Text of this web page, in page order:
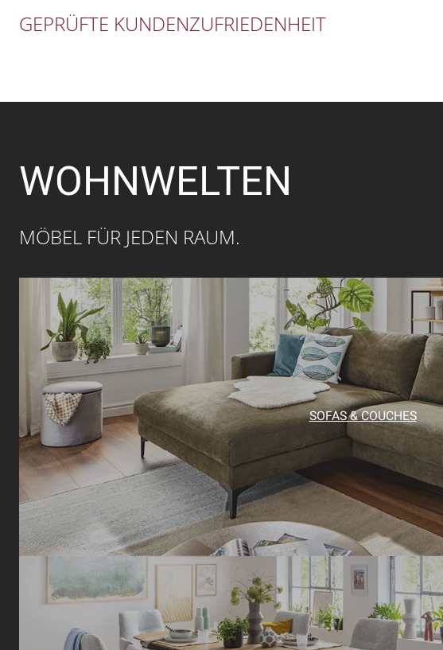
GEPRÜFTE KUNDENZUFRIEDENHEIT
WOHNWELTEN
MÖBEL FÜR JEDEN RAUM.
SOFAS & COUCHES